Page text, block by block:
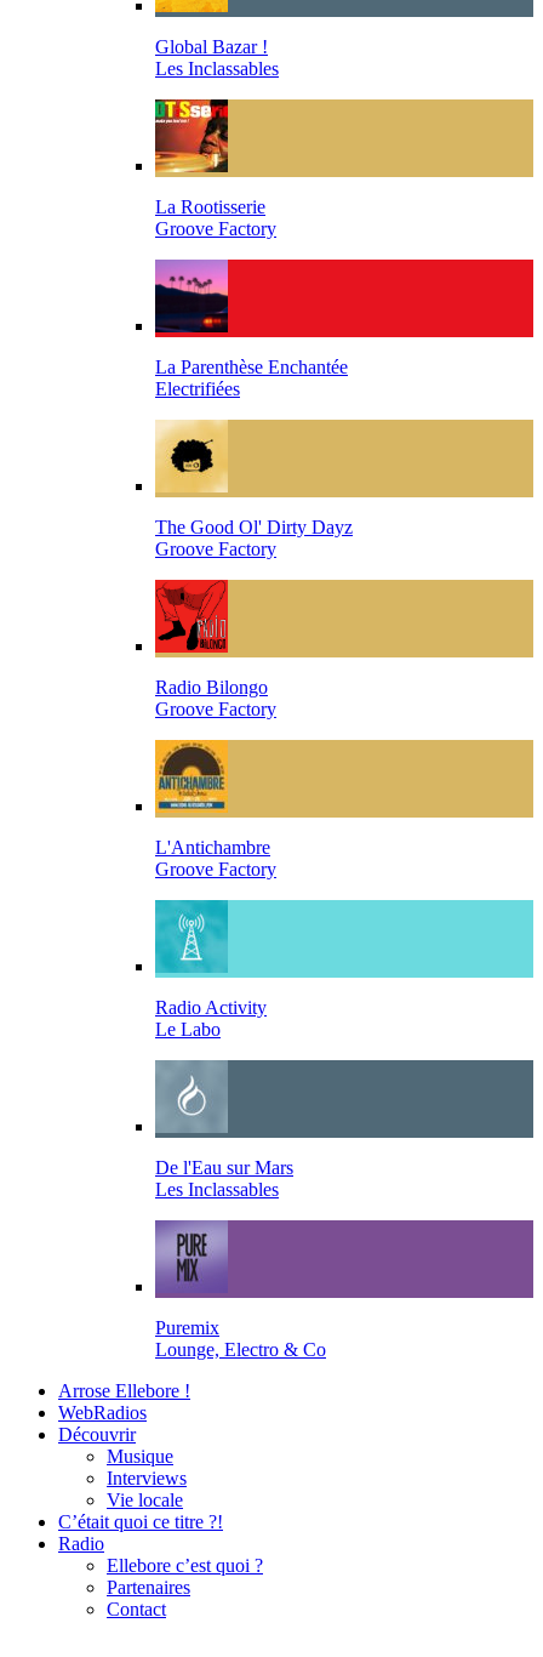
Global Bazar !
Les Inclassables
La Rootisserie
Groove Factory
La Parenthèse Enchantée
Electrifiées
The Good Ol' Dirty Dayz
Groove Factory
Radio Bilongo
Groove Factory
L'Antichambre
Groove Factory
Radio Activity
Le Labo
De l'Eau sur Mars
Les Inclassables
Puremix
Lounge, Electro & Co
Arrose Ellebore !
WebRadios
Découvrir
Musique
Interviews
Vie locale
C’était quoi ce titre ?!
Radio
Ellebore c’est quoi ?
Partenaires
Contact